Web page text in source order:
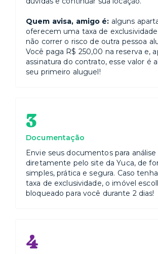
Quem avisa, amigo é: alguns
oferecem uma taxa de
não correr o risco de outra pessoa
Você paga R$ 250,00 na reserva e,
assinatura do contrato, esse valor é
seu primeiro aluguel!
3
Documentação
Envie seus documentos para análise
diretamente pelo site da Yuca, de
simples, prática e segura. Caso
taxa de exclusividade, o imóvel
bloqueado para você durante 2 dias!
4